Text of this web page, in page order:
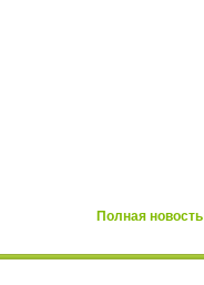
Полная новость